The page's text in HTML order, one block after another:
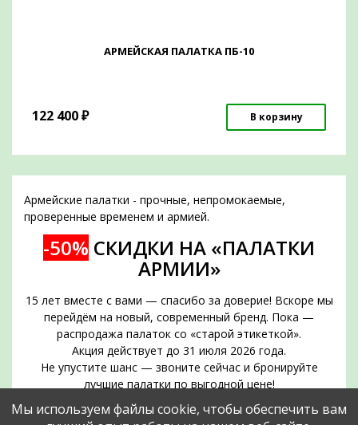
АРМЕЙСКАЯ ПАЛАТКА ПБ-10
122 400₽ В корзину
Армейские палатки - прочные, непромокаемые,
проверенные временем и армией.
-50% СКИДКИ НА «ПАЛАТКИ
АРМИИ»
15 лет вместе с вами — спасибо за доверие! Вскоре мы
перейдём на новый, современный бренд. Пока —
распродажа палаток со «старой этикеткой».
Акция действует до 31 июля 2026 года.
Не упустите шанс — звоните сейчас и бронируйте
лучшие палатки по выгодной цене!
Срок действия акции — до 31 июля 2026 года
Позвоните прямо сейчас и забронируйте нужное
Мы используем файлы cookie, чтобы обеспечить вам